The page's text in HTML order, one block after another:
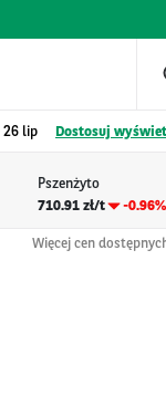
26 lip Dostosuj
Pszenżyto
710.91 zł/t
-0.96%
Więcej cen